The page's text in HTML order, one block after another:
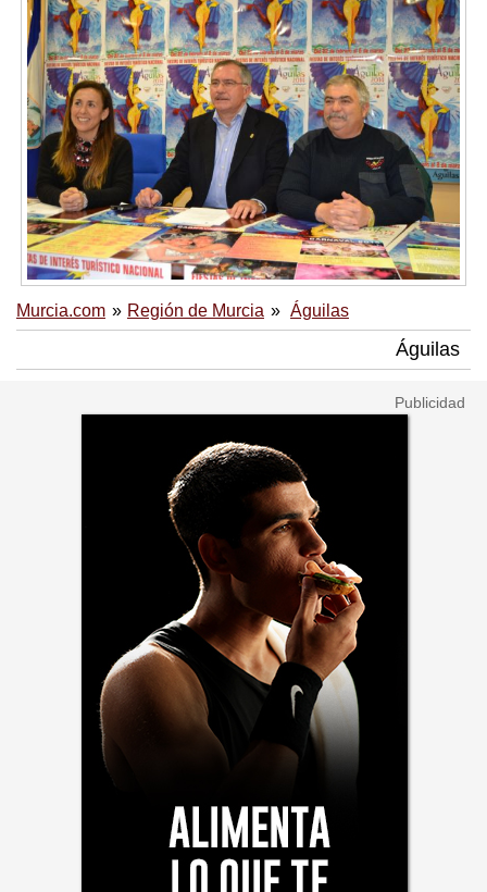
Murcia.com Región de Murcia Águilas
Águilas